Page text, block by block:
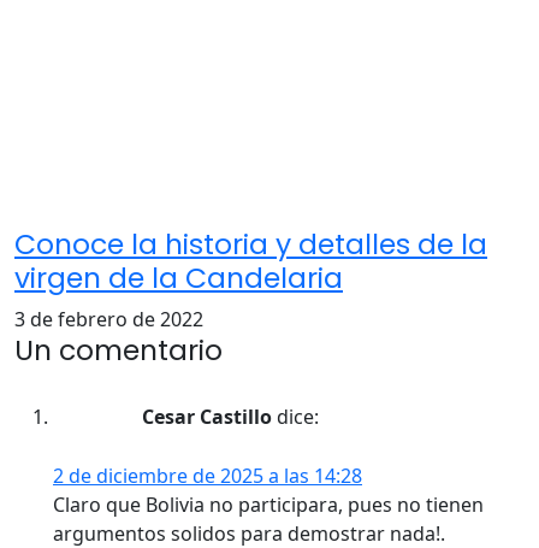
Conoce la historia y detalles de la
virgen de la Candelaria
3 de febrero de 2022
Un comentario
Cesar Castillodice:
2 de diciembre de 2025 a las 14:28
Claro que Bolivia no participara, pues no tienen
argumentos solidos para demostrar nada!.